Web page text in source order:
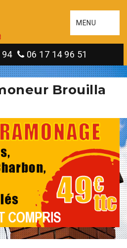
MENU
94 06 17 14 96 51
Brouilla